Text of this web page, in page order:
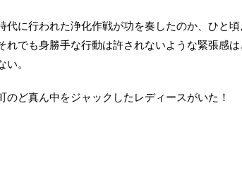
代に行われた浄化作戦が功を奏したのか、ひと
れでも身勝手な行動は許されないような緊張感
。
のど真ん中をジャックしたレディースがいた！